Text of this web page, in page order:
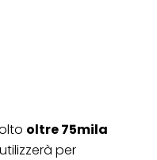
oltre 75mila
per